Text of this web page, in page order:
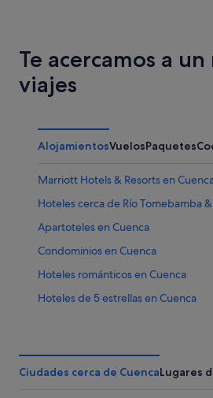
Te acercamos a
viajes
AlojamientosVuelosPaquetes
Marriott Hotels & Resorts en
Hoteles cerca de Río Tomebamba
Apartoteles en Cuenca
Condominios en Cuenca
Hoteles románticos en Cuenca
Hoteles de 5 estrellas en Cuenca
Tarqui hoteles
Ciudades cerca de CuencaLugares